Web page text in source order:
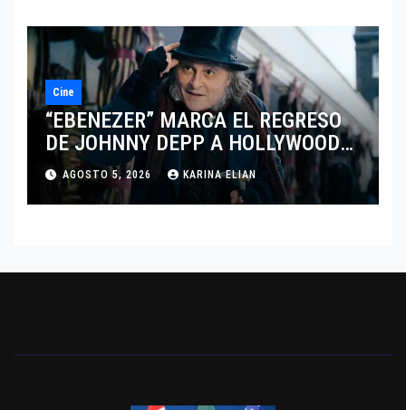
Cine
“EBENEZER” MARCA EL REGRESO
DE JOHNNY DEPP A HOLLYWOOD
TRAS SU PASO POR EL CINE
INDEPENDIENTE EUROPEO
AGOSTO 5, 2026 KARINA ELIAN